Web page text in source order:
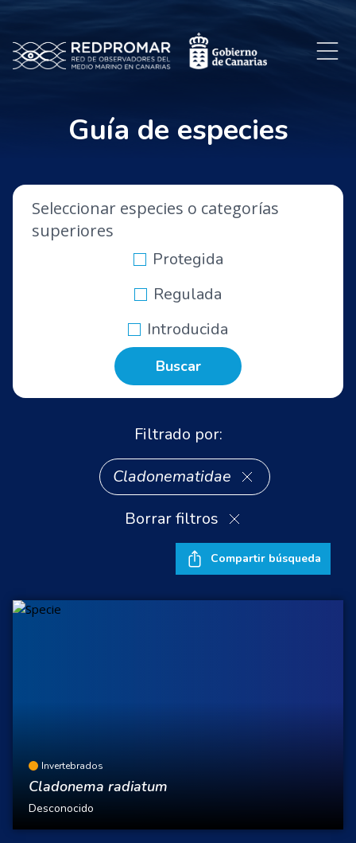
Guía de especies
Seleccionar especies o categorías
superiores
Protegida
Regulada
Introducida
Buscar
Filtrado por:
Cladonematidae
Borrar filtros
Compartir búsqueda
Invertebrados
Cladonema radiatum
Desconocido